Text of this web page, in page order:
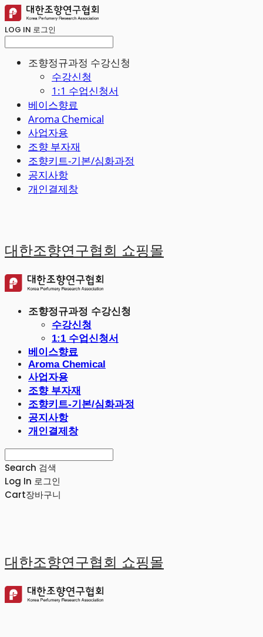
LOG IN 로그인
조향정규과정 수강신청
수강신청
1:1 수업신청서
베이스향료
Aroma Chemical
사업자용
조향 부자재
조향키트-기본/심화과정
공지사항
개인결제창
대한조향연구협회 쇼핑몰
조향정규과정 수강신청
수강신청
1:1 수업신청서
베이스향료
Aroma Chemical
사업자용
조향 부자재
조향키트-기본/심화과정
공지사항
개인결제창
Search 검색
Log In 로그인
Cart장바구니
대한조향연구협회 쇼핑몰